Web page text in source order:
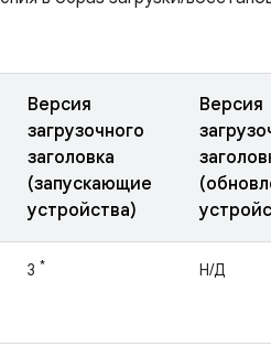
Версия
загрузочного
заголовка
(запускающие
устройства)
Версия
3 * Н/Д